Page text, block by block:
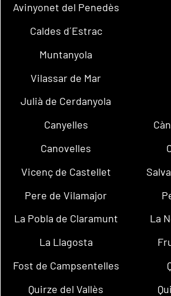
Avinyonet del Penedès
Caldes d´Estrac
Muntanyola
Vilassar de Mar
Julià de Cerdanyola
Canyelles
Canovelles
Vicenç de Castellet
Pere de Vilamajor
La Pobla de Claramunt
La
La Llagosta
Fost de Campsentelles
Quirze del Vallès